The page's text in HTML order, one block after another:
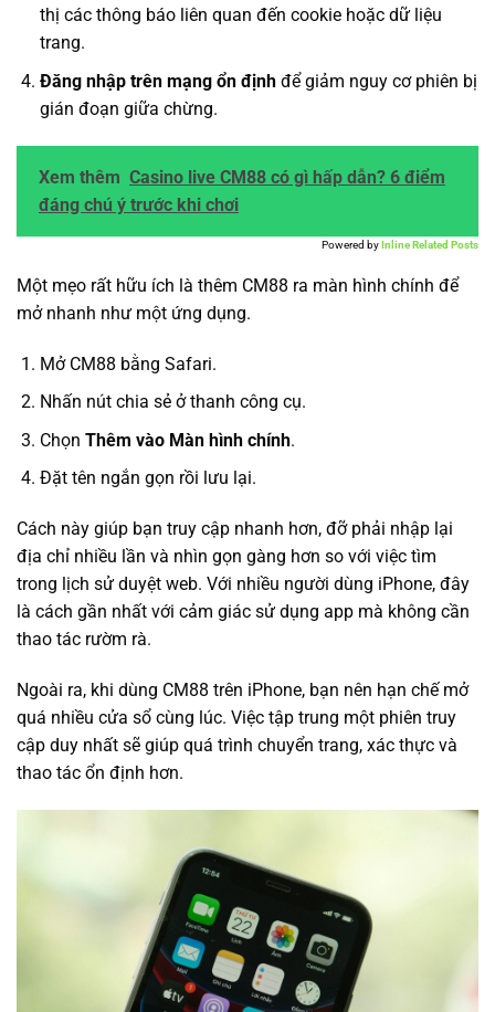
thị các thông báo liên quan đến cookie hoặc dữ liệu
trang.
Đăng nhập trên mạng ổn địnhđể giảm nguy cơ phiên bị
gián đoạn giữa chừng.
Xem thêm Casino live CM88 có gì hấp dẫn? 6 điểm
đáng chú ý trước khi chơi
Powered byInline Related Posts
Một mẹo rất hữu ích là thêm CM88 ra màn hình chính để
mở nhanh như một ứng dụng.
Mở CM88 bằng Safari.
Nhấn nút chia sẻ ở thanh công cụ.
Chọn Thêm vào Màn hình chính.
Đặt tên ngắn gọn rồi lưu lại.
Cách này giúp bạn truy cập nhanh hơn, đỡ phải nhập lại
địa chỉ nhiều lần và nhìn gọn gàng hơn so với việc tìm
trong lịch sử duyệt web. Với nhiều người dùng iPhone, đây
là cách gần nhất với cảm giác sử dụng app mà không cần
thao tác rườm rà.
Ngoài ra, khi dùng CM88 trên iPhone, bạn nên hạn chế mở
quá nhiều cửa sổ cùng lúc. Việc tập trung một phiên truy
cập duy nhất sẽ giúp quá trình chuyển trang, xác thực và
thao tác ổn định hơn.